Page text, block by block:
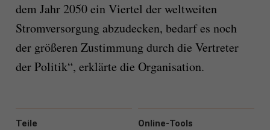
dem Jahr 2050 ein Viertel der weltweiten
Stromversorgung abzudecken, bedarf es noch
der größeren Zustimmung durch die Vertreter
der Politik“, erklärte die Organisation.
Online-Tools
Teile